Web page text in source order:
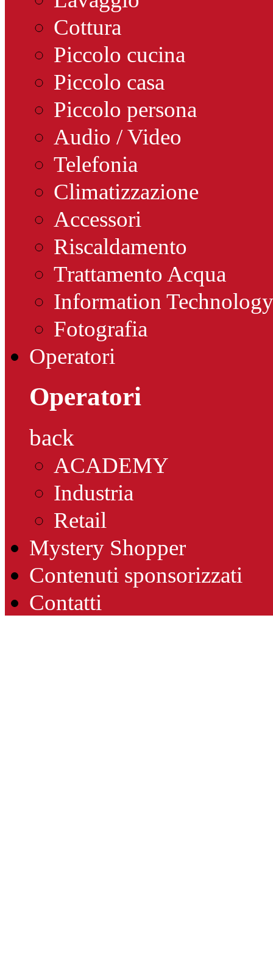
Cottura
Piccolo cucina
Piccolo casa
Piccolo persona
Audio / Video
Telefonia
Climatizzazione
Accessori
Riscaldamento
Trattamento Acqua
Information Technology
Fotografia
Operatori
Operatori
back
ACADEMY
Industria
Retail
Mystery Shopper
Contenuti sponsorizzati
Contatti